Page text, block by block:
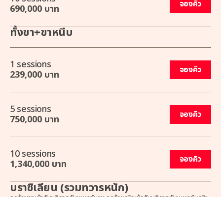
690,000 บาท จองคิว
ทั้งขา+ขาหนีบ
1 sessions
239,000 บาท จองคิว
5 sessions
750,000 บาท จองคิว
10 sessions
1,340,000 บาท จองคิว
บราซิเลียน (รวมทวารหนัก)